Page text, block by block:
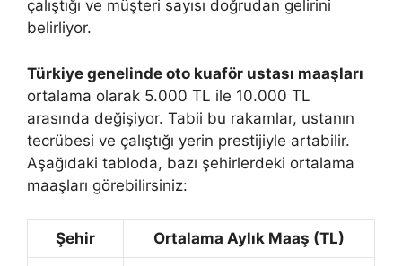
çalıştığı ve müşteri sayısı doğrudan gelirini
belirliyor.
Türkiye genelinde oto kuaför ustası maaşları
ortalama olarak 5.000 TL ile 10.000 TL
arasında değişiyor. Tabii bu rakamlar, ustanın
tecrübesi ve çalıştığı yerin prestijiyle artabilir.
Aşağıdaki tabloda, bazı şehirlerdeki ortalama
maaşları görebilirsiniz:
Şehir Ortalama Aylık Maaş (TL)